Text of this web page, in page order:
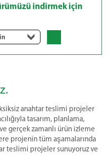
indirmek için
anahtar teslimi projeler
tasarım, planlama,
gerçek zamanlı ürün izleme
projenin tüm aşamalarında
teslimi projeler sunuyoruz ve